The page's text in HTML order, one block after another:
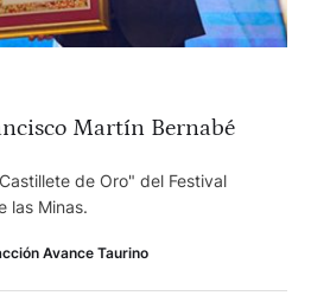
Martín Bernabé
de Oro" del Festival
las Minas.
Avance Taurino